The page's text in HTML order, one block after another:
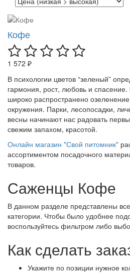
Кофе
1 572 ₽
В психологии цветов “зеленый”
гармония, рост, любовь и
широко распространено
окружения. Парки, лесопосадки,
весны начинают нас радовать
свежим запахом, красотой.
Онлайн магазин "Свой питомник"
ассортиментом посадочного
товаров.
Саженцы Кофе
В данном разделе представлены
категории. Чтобы было удобнее
воспользуйтесь фильтром либо
Как сделать
Укажите по позиции нужное